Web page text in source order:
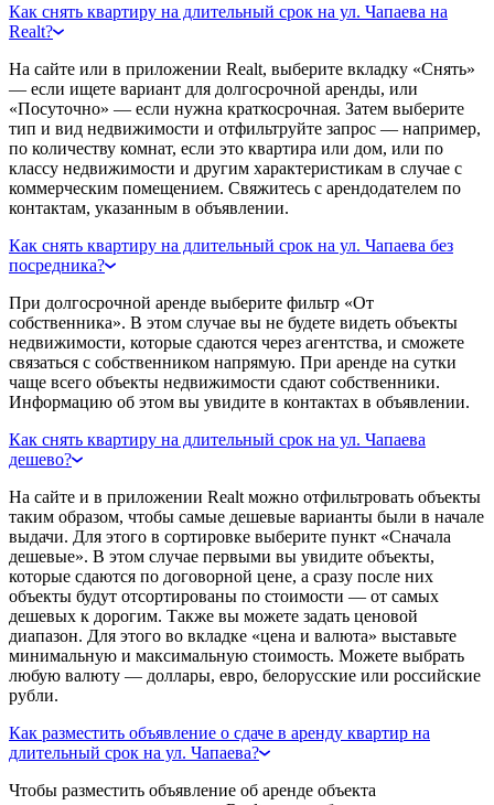
Как снять квартиру на длительный срок на ул. Чапаева на
Realt?
На сайте или в приложении Realt, выберите вкладку «Снять»
— если ищете вариант для долгосрочной аренды, или
«Посуточно» — если нужна краткосрочная. Затем выберите
тип и вид недвижимости и отфильтруйте запрос — например,
по количеству комнат, если это квартира или дом, или по
классу недвижимости и другим характеристикам в случае с
коммерческим помещением. Свяжитесь с арендодателем по
контактам, указанным в объявлении.
Как снять квартиру на длительный срок на ул. Чапаева без
посредника?
При долгосрочной аренде выберите фильтр «От
собственника». В этом случае вы не будете видеть объекты
недвижимости, которые сдаются через агентства, и сможете
связаться с собственником напрямую. При аренде на сутки
чаще всего объекты недвижимости сдают собственники.
Информацию об этом вы увидите в контактах в объявлении.
Как снять квартиру на длительный срок на ул. Чапаева
дешево?
На сайте и в приложении Realt можно отфильтровать объекты
таким образом, чтобы самые дешевые варианты были в начале
выдачи. Для этого в сортировке выберите пункт «Сначала
дешевые». В этом случае первыми вы увидите объекты,
которые сдаются по договорной цене, а сразу после них
объекты будут отсортированы по стоимости — от самых
дешевых к дорогим. Также вы можете задать ценовой
диапазон. Для этого во вкладке «цена и валюта» выставьте
минимальную и максимальную стоимость. Можете выбрать
любую валюту — доллары, евро, белорусские или российские
рубли.
Как разместить объявление о сдаче в аренду квартир на
длительный срок на ул. Чапаева?
Чтобы разместить объявление об аренде объекта